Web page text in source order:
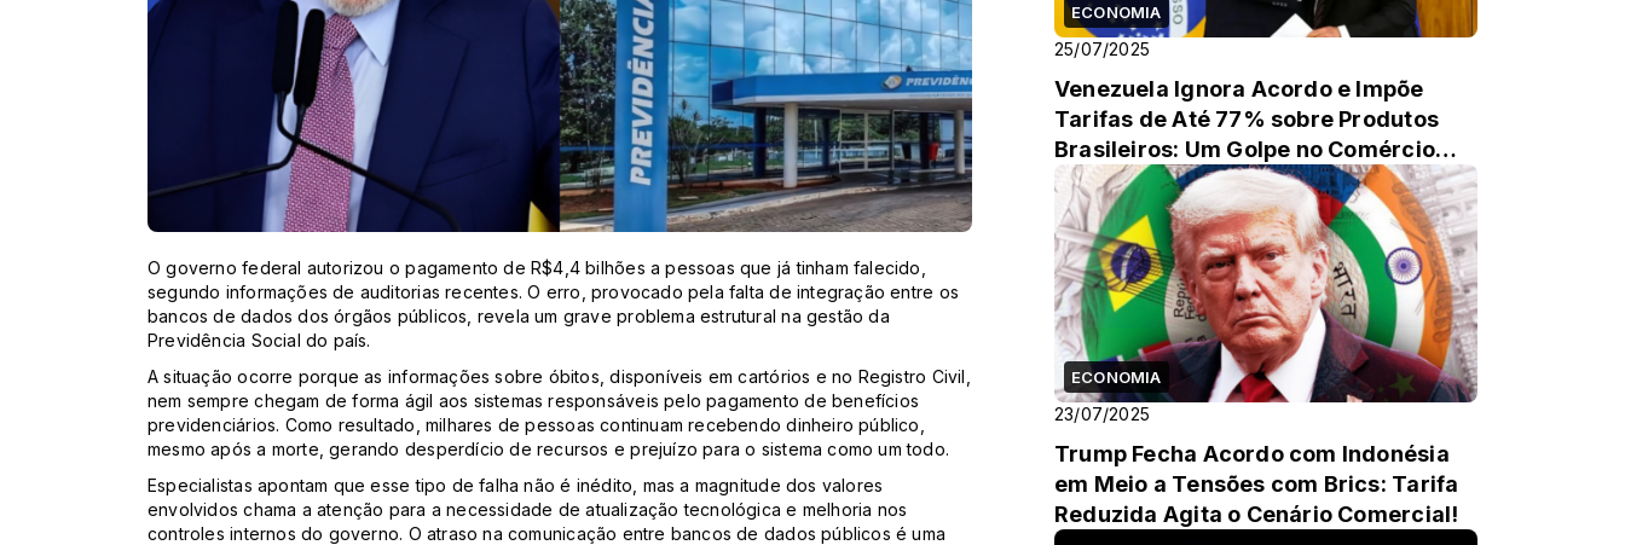
O governo federal autorizou o pagamento de R$4,4 bilhões a pessoas que já tinham falecido,
segundo informações de auditorias recentes. O erro, provocado pela falta de integração entre os
bancos de dados dos órgãos públicos, revela um grave problema estrutural na gestão da
Previdência Social do país.
A situação ocorre porque as informações sobre óbitos, disponíveis em cartórios e no Registro Civil,
nem sempre chegam de forma ágil aos sistemas responsáveis pelo pagamento de benefícios
previdenciários. Como resultado, milhares de pessoas continuam recebendo dinheiro público,
mesmo após a morte, gerando desperdício de recursos e prejuízo para o sistema como um todo.
Especialistas apontam que esse tipo de falha não é inédito, mas a magnitude dos valores
envolvidos chama a atenção para a necessidade de atualização tecnológica e melhoria nos
controles internos do governo. O atraso na comunicação entre bancos de dados públicos é uma
ECONOMIA
25/07/2025
Venezuela Ignora Acordo e Impõe
Tarifas de Até 77% sobre Produtos
Brasileiros: Um Golpe no Comércio
Bilateral!
ECONOMIA
23/07/2025
Trump Fecha Acordo com Indonésia
em Meio a Tensões com Brics: Tarifa
Reduzida Agita o Cenário Comercial!